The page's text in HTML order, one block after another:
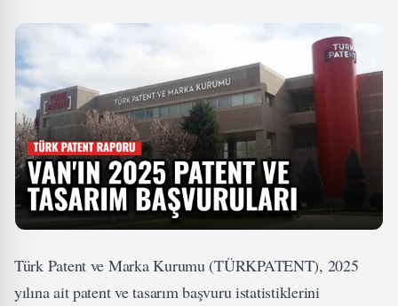
Türk Patent ve Marka Kurumu (TÜRKPATENT), 2025
yılına ait patent ve tasarım başvuru istatistiklerini